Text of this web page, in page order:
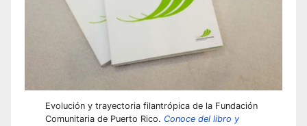
Evolución y trayectoria filantrópica de la Fundación
Comunitaria de Puerto Rico. Conoce del libro y